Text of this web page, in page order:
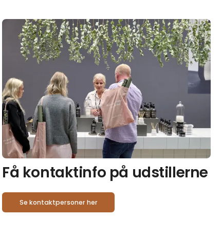
Få kontaktinfo på udstillerne
Se kontaktpersoner her